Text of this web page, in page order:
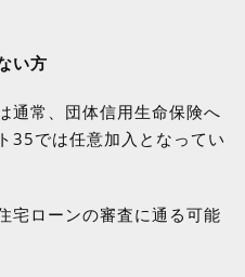
い方
通常、団体信用生命保険へ
35では任意加入となってい
宅ローンの審査に通る可能